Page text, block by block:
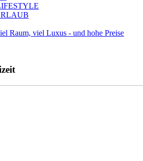
Raum, viel Luxus - und hohe Preise